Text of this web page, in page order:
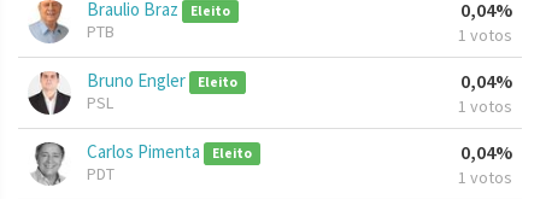
Braulio Braz Eleito
PTB
0,04%
1 votos
Bruno Engler Eleito
PSL
0,04%
1 votos
Carlos Pimenta Eleito
PDT
0,04%
1 votos